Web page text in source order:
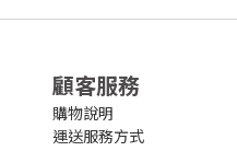
顧客服務
購物說明
運送服務方式